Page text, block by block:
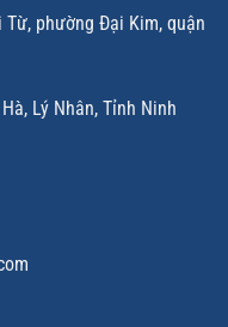
Từ, phường Đại Kim, quận
Lý Nhân, Tỉnh Ninh